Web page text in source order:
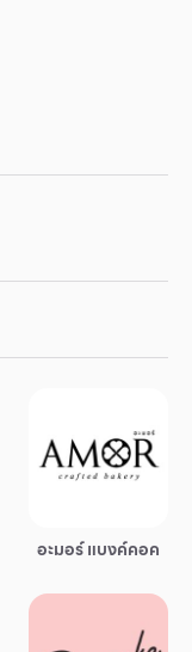
อะมอร์ แบงค์คอค